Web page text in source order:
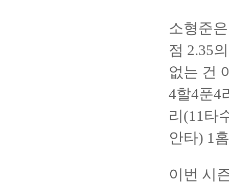
소형준
점 2.35
없는 건
4할4푼4
리(11타
안타) 1
이번 시